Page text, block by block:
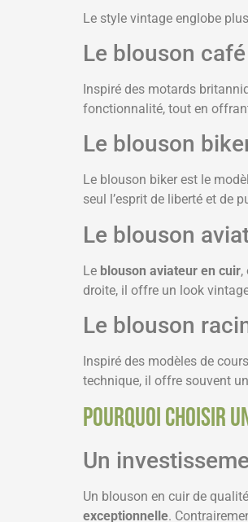
Le style vintage englobe
Le blouson
Inspiré des motards
fonctionnalité, tout en
Le blouson
Le blouson biker est le
seul l’esprit de liberté et de
Le blouson
Le blouson aviateur en cuir,
droite, il offre un look
Le blouson
Inspiré des modèles de
technique, il offre souvent
Pourquoi choisir
Un
Un blouson en cuir de
exceptionnelle.